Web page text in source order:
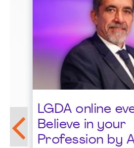
LGDA online
Believe in your
Profession by